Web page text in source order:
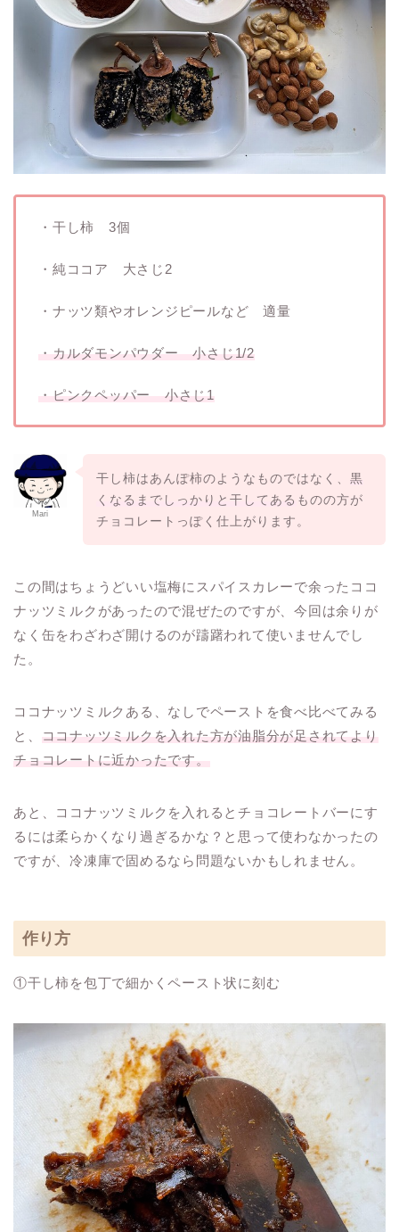
・干し柿 3個
・純ココア 大さじ2
・ナッツ類やオレンジピールなど 適量
・カルダモンパウダー 小さじ1/2
・ピンクペッパー 小さじ1
Mari
干し柿はあんぽ柿のようなものではなく、 黒
くなるまでしっかりと干してある ものの方が
チョコレートっぽく仕上がります。
この間はちょうどいい塩梅にスパイスカレーで余ったココ
ナッツミルクがあったので混ぜたのですが、今回は余りが
なく缶をわざわざ開けるのが躊躇われて使いませんでし
た。
ココナッツミルクある、なしでペーストを食べ比べてみる
と、
ココナッツミルクを入れた方が油脂分が足されてより
チョコレートに近かったです。
あと、ココナッツミルクを入れるとチョコレートバーにす
るには柔らかくなり過ぎるかな？と思って使わなかったの
ですが、冷凍庫で固めるなら問題ないかもしれません。
作り方
①干し柿を包丁で細かくペースト状に刻む